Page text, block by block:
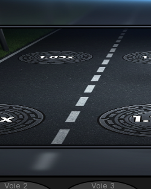
Voie 2 Voie 3